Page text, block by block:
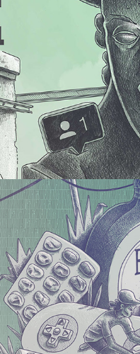
Nature Morte
2019